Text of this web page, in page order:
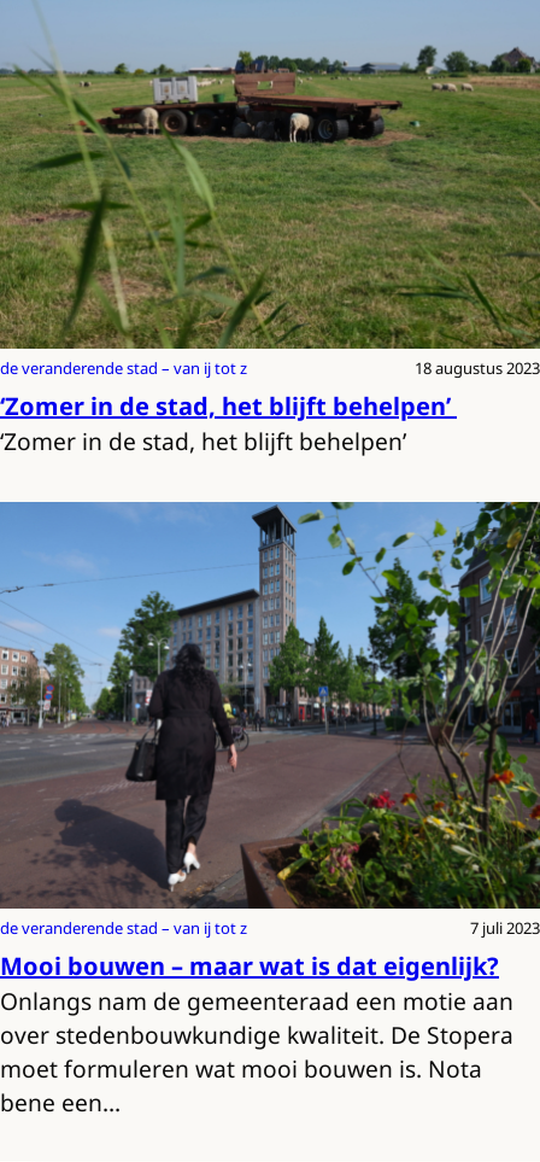
de veranderende stad – van ij tot z 18 augustus 2023
‘Zomer in de stad, het blijft behelpen’
‘Zomer in de stad, het blijft behelpen’
de veranderende stad – van ij tot z 7 juli 2023
Mooi bouwen – maar wat is dat eigenlijk?
Onlangs nam de gemeenteraad een motie aan
over stedenbouwkundige kwaliteit. De Stopera
moet formuleren wat mooi bouwen is. Nota
bene een…